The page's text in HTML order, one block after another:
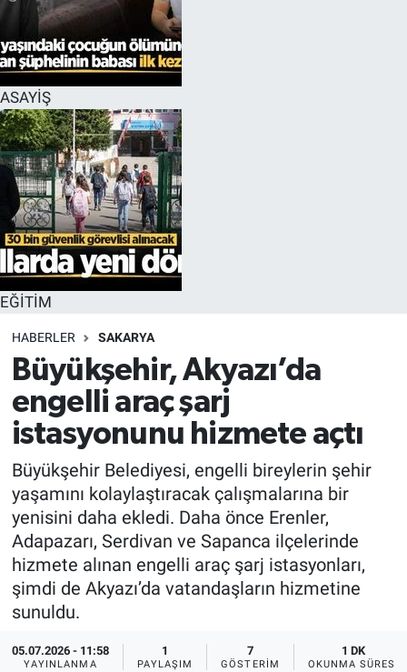
ASAYİŞ
EĞİTİM
HABERLER SAKARYA
Büyükşehir, Akyazı’da
engelli araç şarj
istasyonunu hizmete açtı
Büyükşehir Belediyesi, engelli bireylerin şehir
yaşamını kolaylaştıracak çalışmalarına bir
yenisini daha ekledi. Daha önce Erenler,
Adapazarı, Serdivan ve Sapanca ilçelerinde
hizmete alınan engelli araç şarj istasyonları,
şimdi de Akyazı’da vatandaşların hizmetine
sunuldu.
05.07.2026 - 11:58
YAYINLANMA
1
PAYLAŞIM
7
GÖSTERIM
1 DK
OKUNMA SÜRESI
EĞİTİM
ÖZEL HABER
HALK54 PANORAMA